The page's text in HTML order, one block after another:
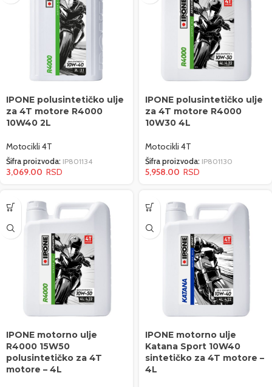
IPONE polusintetičko ulje
za 4T motore R4000
10W40 2L
Motocikli 4T
Šifra proizvoda: IP801134
3,069.00
IPONE polusintetičko ulje
za 4T motore R4000
10W30 4L
Motocikli 4T
Šifra proizvoda: IP801130
5,958.00
IPONE motorno ulje
R4000 15W50
polusintetičko za 4T
motore – 4L
IPONE motorno ulje
Katana Sport 10W40
sintetičko za 4T motore –
4L